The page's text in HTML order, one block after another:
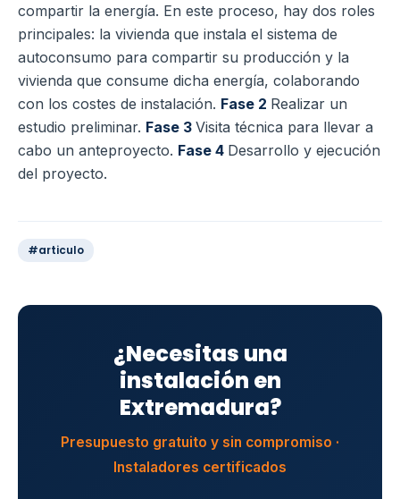
compartir la energía. En este proceso, hay dos roles
principales: la vivienda que instala el sistema de
autoconsumo para compartir su producción y la
vivienda que consume dicha energía, colaborando
con los costes de instalación. Fase 2 Realizar un
estudio preliminar. Fase 3 Visita técnica para llevar a
cabo un anteproyecto. Fase 4 Desarrollo y ejecución
del proyecto.
#articulo
¿Necesitas una
instalación en
Extremadura?
Presupuesto gratuito y sin compromiso ·
Instaladores certificados